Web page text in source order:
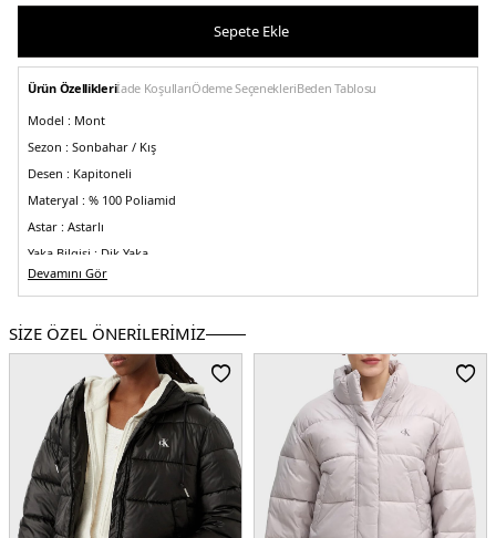
Sepete Ekle
Ürün Özellikleriİade KoşullarıÖdeme SeçenekleriBeden Tablosu
Model : Mont
Sezon : Sonbahar / Kış
Desen : Kapitoneli
Materyal : % 100 Poliamid
Astar : Astarlı
Yaka Bilgisi : Dik Yaka
Kapama Bilgisi :
Kalıp Bilgisi :Regular Fit
Menşei :Vietnam
5DE2LV047D504GVEK.12
Devamını Gör
SİZE ÖZEL ÖNERİLERİMİZ